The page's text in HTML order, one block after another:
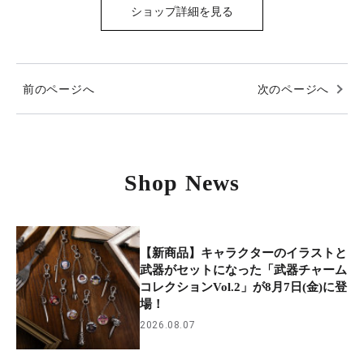
ショップ詳細を見る
前のページへ 次のページへ
Shop News
【新商品】キャラクターのイラストと
武器がセットになった「武器チャーム
コレクションVol.2」が8月7日(金)に登
場！
2026.08.07